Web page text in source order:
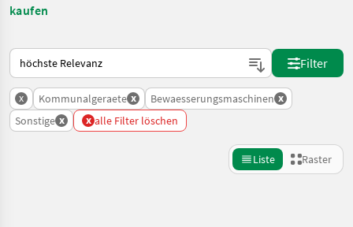
kaufen
So wird auf Landwirt.com sortiert
Filter
x Kommunalgeraete x Bewaesserungsmaschinen x
Sonstige x x alle Filter löschen
Liste Raster